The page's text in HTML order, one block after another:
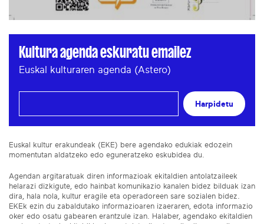
Kultura agenda eskuratu emailez
Euskal kulturaren agenda (Astero)
Harpidetu
Euskal kultur erakundeak (EKE) bere agendako edukiak edozein
momentutan aldatzeko edo eguneratzeko eskubidea du.
Agendan argitaratuak diren informazioak ekitaldien antolatzaileek
helarazi dizkigute, edo hainbat komunikazio kanalen bidez bilduak izan
dira, hala nola, kultur eragile eta operadoreen sare sozialen bidez.
EKEk ezin du zabaldutako informazioaren izaeraren, edota informazio
oker edo osatu gabearen erantzule izan. Halaber, agendako ekitaldien